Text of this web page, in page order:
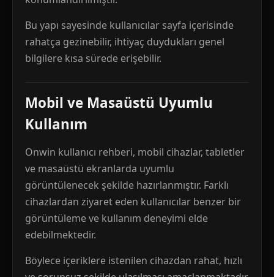
Bu yapı sayesinde kullanıcılar sayfa içerisinde
rahatça gezinebilir, ihtiyaç duydukları genel
bilgilere kısa sürede erişebilir.
Mobil ve Masaüstü Uyumlu
Kullanım
Onwin kullanıcı rehberi, mobil cihazlar, tabletler
ve masaüstü ekranlarda uyumlu
görüntülenecek şekilde hazırlanmıştır. Farklı
cihazlardan ziyaret eden kullanıcılar benzer bir
görüntüleme ve kullanım deneyimi elde
edebilmektedir.
Böylece içeriklere istenilen cihazdan rahat, hızlı